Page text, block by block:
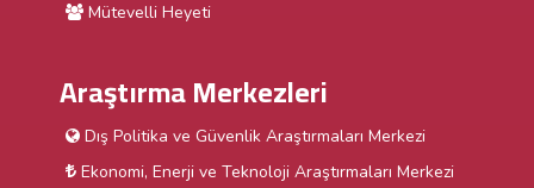
Mütevelli Heyeti
Araştırma Merkezleri
Dış Politika ve Güvenlik Araştırmaları Merkezi
Ekonomi, Enerji ve Teknoloji Araştırmaları Merkezi